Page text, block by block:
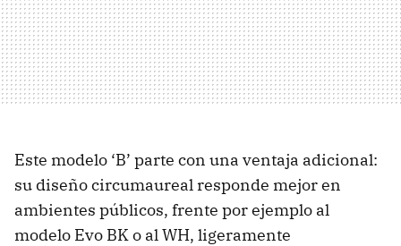
Este modelo ‘B’ parte con una ventaja adicional:
su diseño circumaureal responde mejor en
ambientes públicos, frente por ejemplo al
modelo Evo BK o al WH, ligeramente